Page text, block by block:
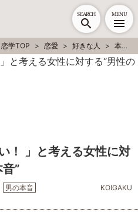
SEARCH MENU
恋学TOP 恋愛 好きな人 本音
！ 」と考える女性に対
”
男の本音
KOIGAKU